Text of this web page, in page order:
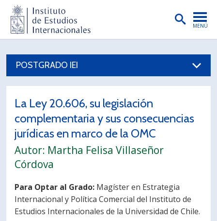
MENÚ
POSTGRADO
INVESTIGACIÓN
EXTENSIÓN
BIBLIOTECA
ENGLISH
POSTGRADO IEI
La Ley 20.606, su legislación
complementaria y sus consecuencias
jurídicas en marco de la OMC
Autor: Martha Felisa Villaseñor
Córdova
Para Optar al Grado: Magíster en Estrategia
Internacional y Política Comercial del Instituto de
Estudios Internacionales de la Universidad de Chile.